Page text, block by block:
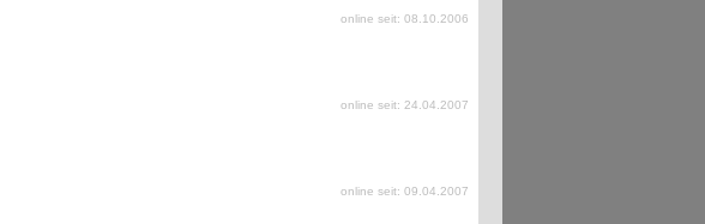
online seit: 08.10.2006
online seit: 24.04.2007
online seit: 09.04.2007